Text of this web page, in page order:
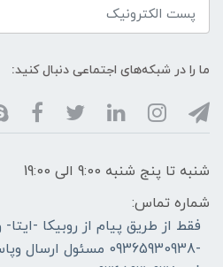
ما را در شبکه‌های اجتماعی دنبال کنید:
شنبه تا پنج شنبه 9:00 الی 19:00
شماره تماس:
فقط از طریق پیام از روبیکا -
-09365930938 مسئول